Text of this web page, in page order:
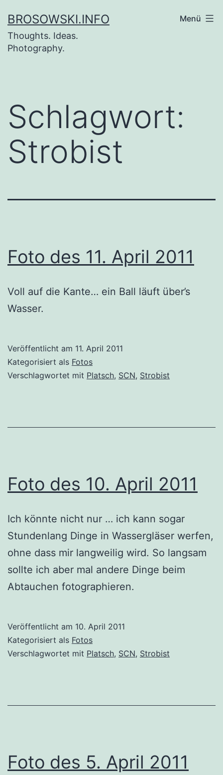
Inhalt
springen
BROSOWSKI.INFO
Thoughts. Ideas.
Photography.
Menü
Schlagwort:
Strobist
Foto des 11. April 2011
Voll auf die Kante… ein Ball läuft über’s
Wasser.
Veröffentlicht am 11. April 2011
Kategorisiert als Fotos
Verschlagwortet mit Platsch, SCN, Strobist
Foto des 10. April 2011
Ich könnte nicht nur … ich kann sogar
Stundenlang Dinge in Wassergläser werfen,
ohne dass mir langweilig wird. So langsam
sollte ich aber mal andere Dinge beim
Abtauchen fotographieren.
Veröffentlicht am 10. April 2011
Kategorisiert als Fotos
Verschlagwortet mit Platsch, SCN, Strobist
Foto des 5. April 2011